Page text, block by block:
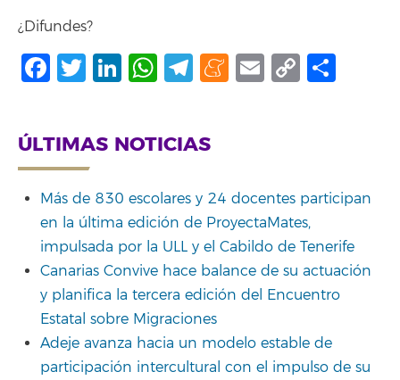
¿Difundes?
Facebook
Twitter
LinkedIn
WhatsApp
Telegram
Meneame
Email
Copy
ÚLTIMAS NOTICIAS
Más de 830 escolares y 24 docentes participan
en la última edición de ProyectaMates,
impulsada por la ULL y el Cabildo de Tenerife
Canarias Convive hace balance de su actuación
y planifica la tercera edición del Encuentro
Estatal sobre Migraciones
Adeje avanza hacia un modelo estable de
participación intercultural con el impulso de su